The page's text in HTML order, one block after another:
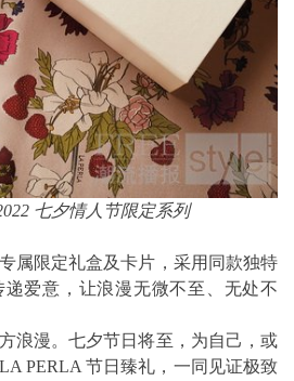
七夕情人节限定系列
属限定礼盒及卡片，采用同款独特
爱意，让浪漫无微不至、无处不
浪漫。七夕节日将至，为自己，或
PERLA 节日臻礼，一同见证极致